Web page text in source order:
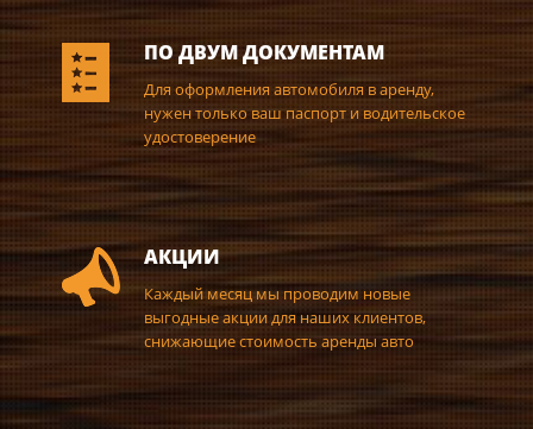
ПО ДВУМ ДОКУМЕНТАМ
Для оформления автомобиля в аренду,
нужен только ваш паспорт и водительское
удостоверение
АКЦИИ
Каждый месяц мы проводим новые
выгодные акции для наших клиентов,
снижающие стоимость аренды авто